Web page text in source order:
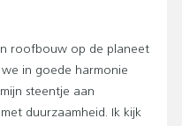
roofbouw op de planeet
in goede harmonie
steentje aan
duurzaamheid. Ik kijk